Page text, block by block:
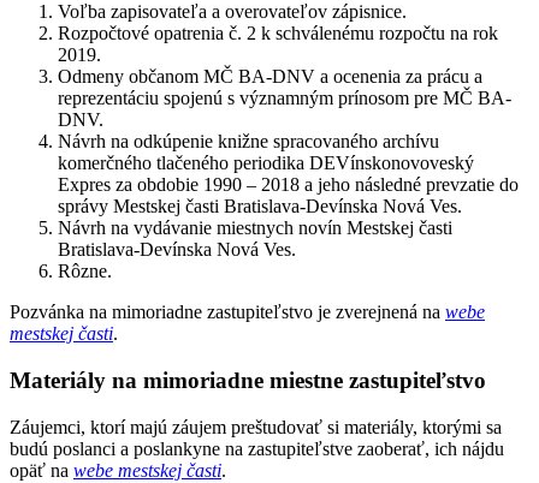
Voľba zapisovateľa a overovateľov zápisnice.
Rozpočtové opatrenia č. 2 k schválenému rozpočtu na rok
2019.
Odmeny občanom MČ BA-DNV a ocenenia za prácu a
reprezentáciu spojenú s významným prínosom pre MČ BA-
DNV.
Návrh na odkúpenie knižne spracovaného archívu
komerčného tlačeného periodika DEVínskonovoveský
Expres za obdobie 1990 – 2018 a jeho následné prevzatie do
správy Mestskej časti Bratislava-Devínska Nová Ves.
Návrh na vydávanie miestnych novín Mestskej časti
Bratislava-Devínska Nová Ves.
Rôzne.
Pozvánka na mimoriadne zastupiteľstvo je zverejnená na webe
mestskej časti.
Materiály na mimoriadne miestne zastupiteľstvo
Záujemci, ktorí majú záujem preštudovať si materiály, ktorými sa
budú poslanci a poslankyne na zastupiteľstve zaoberať, ich nájdu
opäť na webe mestskej časti.